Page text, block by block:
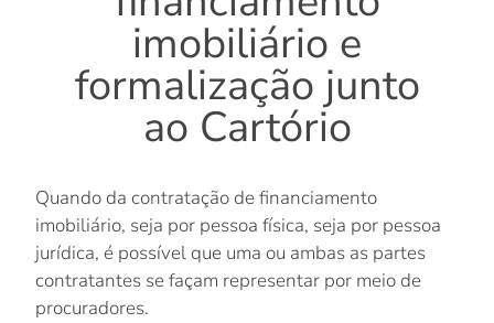
imobiliário e
formalização junto
ao Cartório
Quando da contratação de financiamento
imobiliário, seja por pessoa física, seja por pessoa
jurídica, é possível que uma ou ambas as partes
contratantes se façam representar por meio de
procuradores.